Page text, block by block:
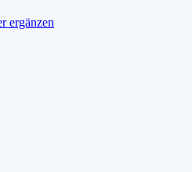
ergänzen